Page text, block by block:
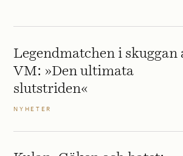
Legendmatchen i skuggan
VM: »Den ultimata
slutstriden«
NYHETER